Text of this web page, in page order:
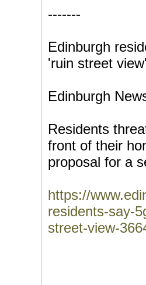
-------
Edinburgh
'ruin street view'
Edinburgh
Residents
front of their
proposal for a
https://
residents-say-
street-view-